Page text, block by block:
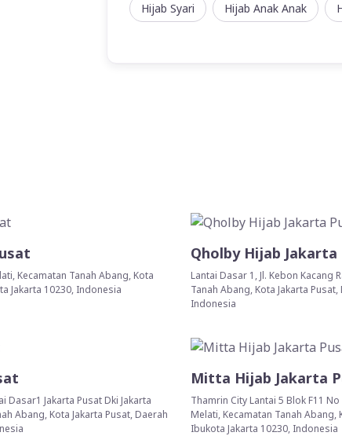
Hijab Syari Hijab Anak Anak
Kecamatan Tanah Abang, Kota
Jakarta 10230, Indonesia
Qholby Hijab Jakarta
Lantai Dasar 1, Jl. Kebon Kacang
Tanah Abang, Kota Jakarta
Indonesia
Dasar1 Jakarta Pusat Dki Jakarta
Abang, Kota Jakarta Pusat, Daerah
Mitta Hijab Jakarta
Thamrin City Lantai 5 Blok F11
Melati, Kecamatan Tanah Abang,
Ibukota Jakarta 10230, Indonesia